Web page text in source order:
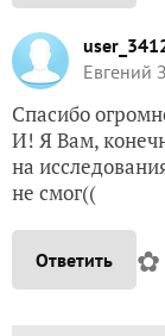
Евгений
Спасибо
И! Я Вам,
на
не смог((
Ответить ✿